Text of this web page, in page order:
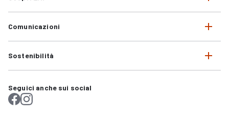
Comunicazioni
Sostenibilità
Seguici anche sui social